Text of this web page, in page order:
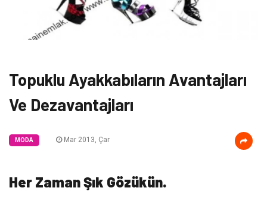
Topuklu Ayakkabıların Avantajları
Ve Dezavantajları
MODA Mar 2013, Çar
Her Zaman Şık Gözükün.